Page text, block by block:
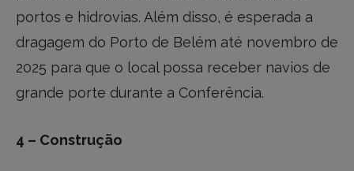
portos e hidrovias. Além disso, é esperada a
dragagem do Porto de Belém até novembro de
2025 para que o local possa receber navios de
grande porte durante a Conferência.
4 – Construção